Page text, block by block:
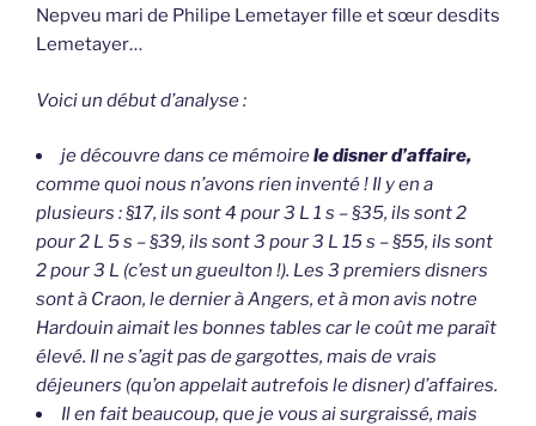
Nepveu mari de Philipe Lemetayer fille et sœur desdits
Lemetayer…
Voici un début d’analyse :
je découvre dans ce mémoirele disner d’affaire,
comme quoi nous n’avons rien inventé ! Il y en a
plusieurs : §17, ils sont 4 pour 3 L 1 s – §35, ils sont 2
pour 2 L 5 s – §39, ils sont 3 pour 3 L 15 s – §55, ils sont
2 pour 3 L (c’est un gueulton !). Les 3 premiers disners
sont à Craon, le dernier à Angers, et à mon avis notre
Hardouin aimait les bonnes tables car le coût me paraît
élevé. Il ne s’agit pas de gargottes, mais de vrais
déjeuners (qu’on appelait autrefois le disner) d’affaires.
Il en fait beaucoup, que je vous ai surgraissé, mais